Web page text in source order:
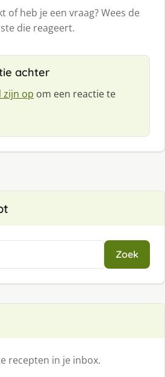
of heb je een vraag? Wees de
die reageert.
achter
zijn op om een reactie te
Zoek
recepten in je inbox.